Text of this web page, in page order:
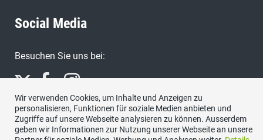
Social Media
Besuchen Sie uns bei:
Wir verwenden Cookies, um Inhalte und Anzeigen zu
personalisieren, Funktionen für soziale Medien anbieten und
Zugriffe auf unsere Webseite analysieren zu können. Ausserdem
geben wir Informationen zur Nutzung unserer Webseite an unsere